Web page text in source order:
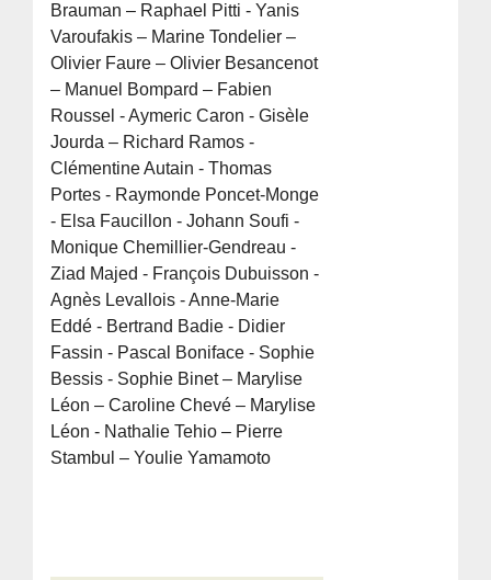
Brauman – Raphael Pitti - Yanis
Varoufakis – Marine Tondelier –
Olivier Faure – Olivier Besancenot
– Manuel Bompard – Fabien
Roussel - Aymeric Caron - Gisèle
Jourda – Richard Ramos -
Clémentine Autain - Thomas
Portes - Raymonde Poncet-Monge
- Elsa Faucillon - Johann Soufi -
Monique Chemillier-Gendreau -
Ziad Majed - François Dubuisson -
Agnès Levallois - Anne-Marie
Eddé - Bertrand Badie - Didier
Fassin - Pascal Boniface - Sophie
Bessis - Sophie Binet – Marylise
Léon – Caroline Chevé – Marylise
Léon - Nathalie Tehio – Pierre
Stambul – Youlie Yamamoto